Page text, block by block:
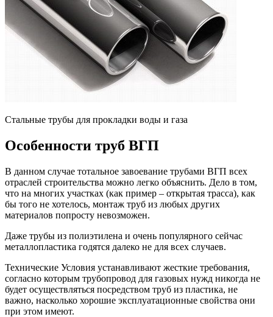
Стальные трубы для прокладки воды и газа
Особенности труб ВГП
В данном случае тотальное завоевание трубами ВГП всех
отраслей строительства можно легко объяснить. Дело в том,
что на многих участках (как пример – открытая трасса), как
бы того не хотелось, монтаж труб из любых других
материалов попросту невозможен.
Даже трубы из полиэтилена и очень популярного сейчас
металлопластика годятся далеко не для всех случаев.
Технические Условия устанавливают жесткие требования,
согласно которым трубопровод для газовых нужд никогда не
будет осуществляться посредством труб из пластика, не
важно, насколько хорошие эксплуатационные свойства они
при этом имеют.